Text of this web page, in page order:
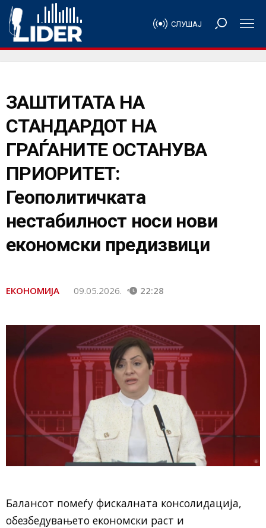
СЛУШАЈ
ЗАШТИТАТА НА
СТАНДАРДОТ НА
ГРАЃАНИТЕ ОСТАНУВА
ПРИОРИТЕТ:
Геополитичката
нестабилност носи нови
економски предизвици
ЕКОНОМИЈА 09.05.2026. 22:28
Балансот помеѓу фискалната консолидација,
обезбедувањето економски раст и